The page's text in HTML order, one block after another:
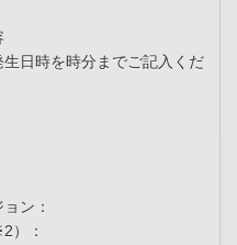
生日時を時分までご記入くだ
ン：
）：